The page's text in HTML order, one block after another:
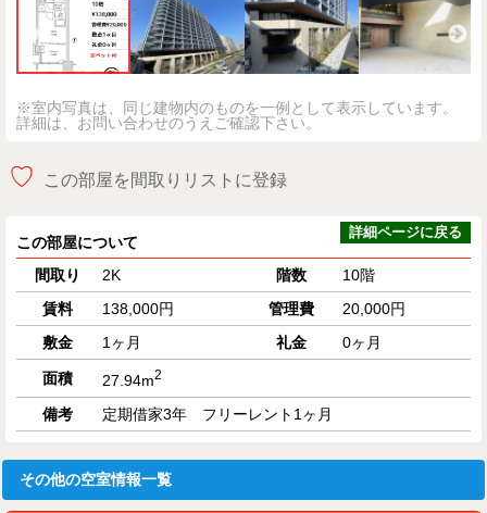
※室内写真は、同じ建物内のものを一例として表示しています。
詳細は、お問い合わせのうえご確認下さい。
♡ この部屋を間取りリストに登録
この部屋について
詳細ページに戻る
間取り 2K 階数
10階
賃料
138,000円 管理費
20,000円
敷金
1ヶ月 礼金 0ヶ月
面積 27.94m2
備考 定期借家3年 フリーレント1ヶ月
その他の空室情報一覧